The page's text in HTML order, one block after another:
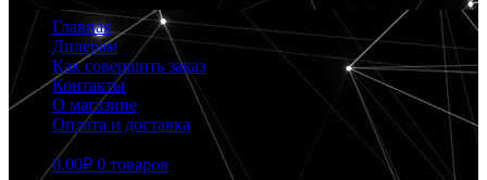
Главная
Дилерам
Как совершить заказ
Контакты
О магазине
Оплата и доставка
0.00₽ 0 товаров